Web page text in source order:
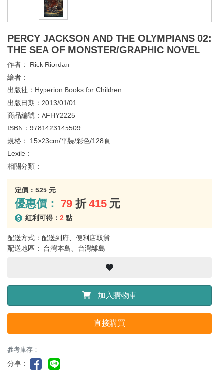
PERCY JACKSON AND THE OLYMPIANS 02:
THE SEA OF MONSTER/GRAPHIC NOVEL
作者： Rick Riordan
繪者：
出版社： Hyperion Books for Children
出版日期： 2013/01/01
商品編號： AFHY2225
ISBN： 9781423145509
規格： 15×23cm/平裝/彩色/128頁
Lexile：
相關分類：
定價： 525 元
優惠價： 79 折 415 元
紅利可得： 2 點
配送方式：配送到府、便利店取貨
配送地區： 台灣本島、台灣離島
加入購物車
直接購買
參考庫存：
分享：